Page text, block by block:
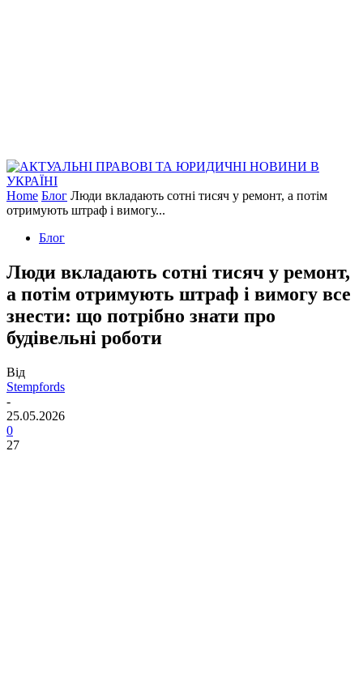
Home Блог Люди вкладають сотні тисяч у ремонт, а потім
отримують штраф і вимогу...
Блог
Люди вкладають сотні тисяч у ремонт,
а потім отримують штраф і вимогу все
знести: що потрібно знати про
будівельні роботи
Від
Stempfords
-
25.05.2026
0
27